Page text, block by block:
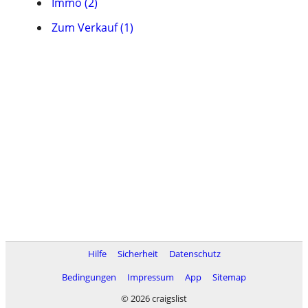
Zum Verkauf (1)
Hilfe Sicherheit
Datenschutz
Bedingungen
Impressum App
Sitemap
© 2026 craigslist